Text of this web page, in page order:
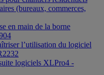
(bureaux, commerces,
en main de la borne
l’utilisation du logiciel
logiciels XLPro4 -